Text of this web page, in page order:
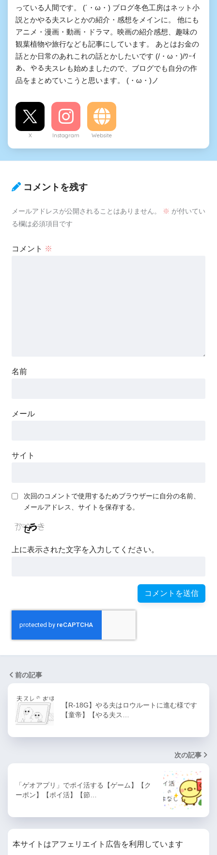
っている人間です。 (´・ω・) ブログ冬色工房はネット小
説とかやる夫スレとかの紹介・感想をメインに。 他にも
アニメ・漫画・動画・ドラマ。映画の紹介感想、趣味の
観葉植物や旅行なども記事にしています。 あとはお金の
話とか日常のあれこれの話とかしたいです (/・ω・)/ﾜｰｲ
あ、やる夫スレも始めましたので、ブログでも自分の作
品をまとめていこうと思います。 (・ω・)ノ
X Instagram Website
コメントを残す
メールアドレスが公開されることはありません。 ※ が付いてい
る欄は必須項目です
コメント ※
名前
メール
サイト
次回のコメントで使用するためブラウザーに自分の名前、
メールアドレス、サイトを保存する。
上に表示された文字を入力してください。
前の記事
【R-18G】やる夫はロウルートに進む様です
【童帝】【やる夫ス…
次の記事
「ゲオアプリ」でポイ活する【ゲーム】【ク
ーポン】【ポイ活】【節…
本サイトはアフェリエイト広告を利用しています